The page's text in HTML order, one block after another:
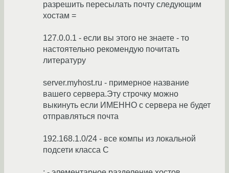
разрешить пересылать почту следующим
хостам =
127.0.0.1 - если вы этого не знаете - то
настоятельно рекомендую почитать
литературу
server.myhost.ru - примерное название
вашего сервера.Эту строчку можно
выкинуть если ИМЕННО с сервера не будет
отправляться почта
192.168.1.0/24 - все компы из локальной
подсети класса С